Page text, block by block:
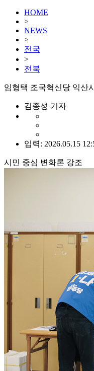
HOME
>
NEWS
>
전국
>
전북
임형택 조국혁신당 익산
김종성 기자
입력: 2026.05.15
시민 중심 변화론 강조